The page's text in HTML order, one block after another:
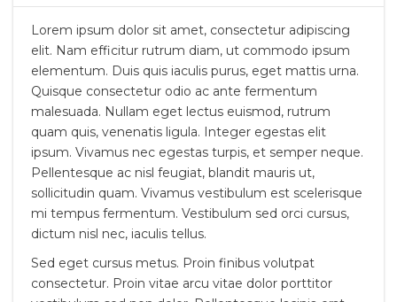
Lorem ipsum dolor sit amet, consectetur adipiscing
elit. Nam efficitur rutrum diam, ut commodo ipsum
elementum. Duis quis iaculis purus, eget mattis urna.
Quisque consectetur odio ac ante fermentum
malesuada. Nullam eget lectus euismod, rutrum
quam quis, venenatis ligula. Integer egestas elit
ipsum. Vivamus nec egestas turpis, et semper neque.
Pellentesque ac nisl feugiat, blandit mauris ut,
sollicitudin quam. Vivamus vestibulum est scelerisque
mi tempus fermentum. Vestibulum sed orci cursus,
dictum nisl nec, iaculis tellus.
Sed eget cursus metus. Proin finibus volutpat
consectetur. Proin vitae arcu vitae dolor porttitor